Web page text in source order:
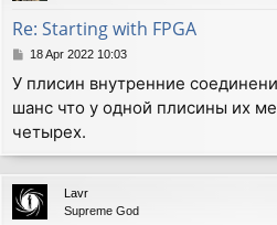
Re: Starting with FPGA
P
s
t
18 Apr 2022 10:03
У плисин внутренние
шанс что у одной плисины их
четырех.
Lavr
Supreme God